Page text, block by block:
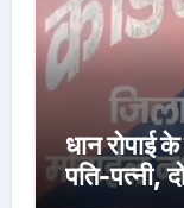
धान रोपाई
पति-पत्नी,